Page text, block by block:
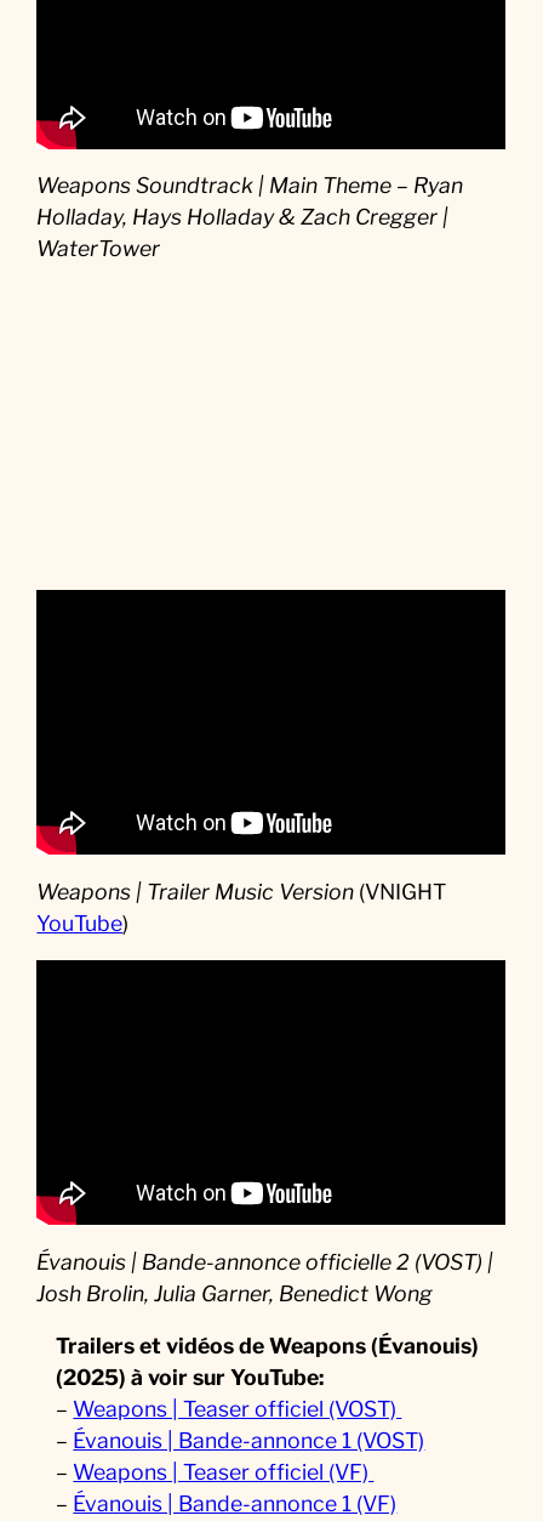
Weapons Soundtrack | Main Theme – Ryan
Holladay, Hays Holladay & Zach Cregger |
WaterTower
Weapons | Trailer Music Version (VNIGHT
YouTube)
Évanouis | Bande-annonce officielle 2 (VOST) |
Josh Brolin, Julia Garner, Benedict Wong
Trailers et vidéos de Weapons (Évanouis)
(2025) à voir sur YouTube:
– Weapons | Teaser officiel (VOST)
– Évanouis | Bande-annonce 1 (VOST)
– Weapons | Teaser officiel (VF)
– Évanouis | Bande-annonce 1 (VF)